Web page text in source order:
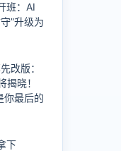
班：AI
”升级为
改版：
晓！
你最后的
下